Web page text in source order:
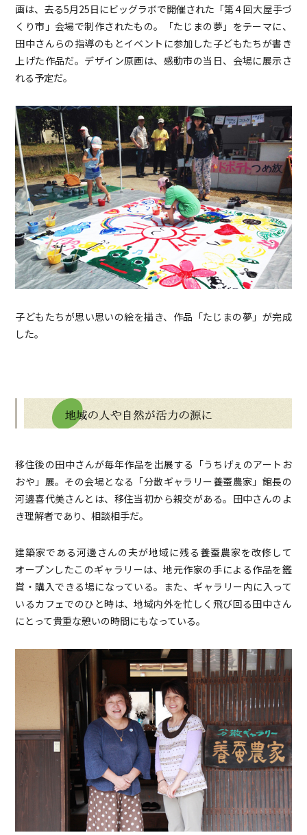
画は、去る5月25日にビッグラボで開催された「第４回大屋手づ
くり市」会場で制作されたもの。「たじまの夢」をテーマに、
田中さんらの指導のもとイベントに参加した子どもたちが書き
上げた作品だ。デザイン原画は、感動市の当日、会場に展示さ
れる予定だ。
子どもたちが思い思いの絵を描き、作品「たじまの夢」が完成
した。
移住後の田中さんが毎年作品を出展する「うちげぇのアートお
おや」展。その会場となる「分散ギャラリー養蚕農家」館長の
河邊喜代美さんとは、移住当初から親交がある。田中さんのよ
き理解者であり、相談相手だ。
建築家である河邊さんの夫が地域に残る養蚕農家を改修して
オープンしたこのギャラリーは、地元作家の手による作品を鑑
賞・購入できる場になっている。また、ギャラリー内に入って
いるカフェでのひと時は、地域内外を忙しく飛び回る田中さん
にとって貴重な憩いの時間にもなっている。